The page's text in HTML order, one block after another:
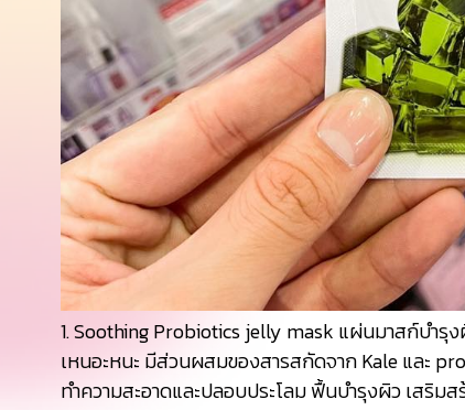
1. Soothing Probiotics jelly mask แผ่นมาสก์บำรุง
เหนอะหนะ มีส่วนผสมของสารสกัดจาก Kale และ
ทำความสะอาดและปลอบประโลม ฟื้นบำรุงผิว เสริม